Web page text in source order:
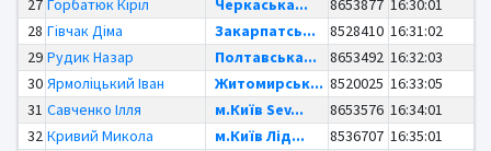
27 Горбатюк Кіріл Черкаська... 8653877 16:30:01
28 Гівчак Діма Закарпатсь... 8528410 16:31:02
29 Рудик Назар Полтавська... 8653492 16:32:03
30 Ярмоліцький Іван Житомирськ... 8520025 16:33:05
31 Савченко Ілля м.Київ Sev... 8653576 16:34:01
32 Кривий Микола м.Київ Лід... 8536707 16:35:01